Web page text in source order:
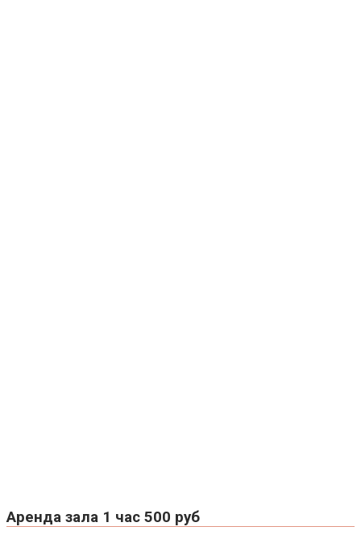
Аренда зала 1 час 500 руб